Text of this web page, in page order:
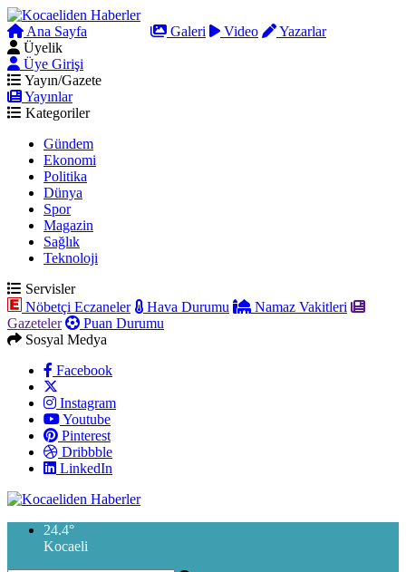
Ana Sayfa Galeri Video
Yazarlar
Üyelik
Üye Girişi
Yayın/Gazete
Yayınlar
Kategoriler
Gündem
Ekonomi
Politika
Dünya
Spor
Magazin
Sağlık
Teknoloji
Servisler
Nöbetçi Eczaneler
Hava Durumu
Namaz Vakitleri
Gazeteler
Puan Durumu
Sosyal Medya
Facebook
Instagram
Youtube
Pinterest
Dribbble
LinkedIn
24.4°
Kocaeli